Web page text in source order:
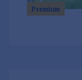
Premium